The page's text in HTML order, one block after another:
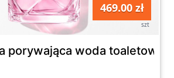
469.00 zł
szt
porywająca woda toaletowa